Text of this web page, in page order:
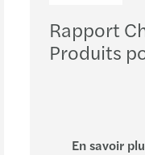
Rapport
Produits
En savoir